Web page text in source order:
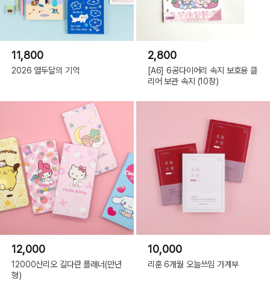
11,800
2026 열두달의 기억
2,800
[A6] 6공다이어리 속지 보호용 클
리어 보관 속지 (10장)
12,000
12000산리오 길다란 플래너(만년
형)
10,000
리훈 6개월 오늘쓰임 가계부